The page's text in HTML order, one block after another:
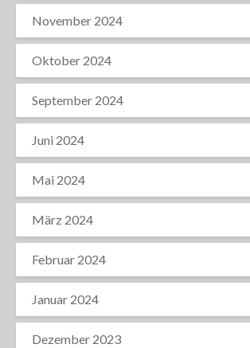
November 2024
Oktober 2024
September 2024
Juni 2024
Mai 2024
März 2024
Februar 2024
Januar 2024
Dezember 2023